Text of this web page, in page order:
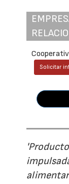
Solicitar